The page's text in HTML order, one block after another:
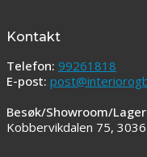
Kontakt
Telefon: 99261818
E-post:
Besøk/Showroom/
Kobbervikdalen 75,